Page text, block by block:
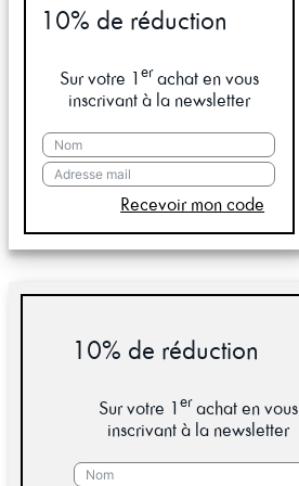
10% de réduction
Sur votre 1 erachat en vous
inscrivant à la newsletter
Recevoir mon code
10% de réduction
Sur votre 1 erachat en vous
inscrivant à la newsletter